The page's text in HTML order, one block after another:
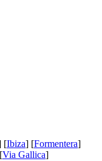
[Ibiza] [Formentera]
Via Gallica]